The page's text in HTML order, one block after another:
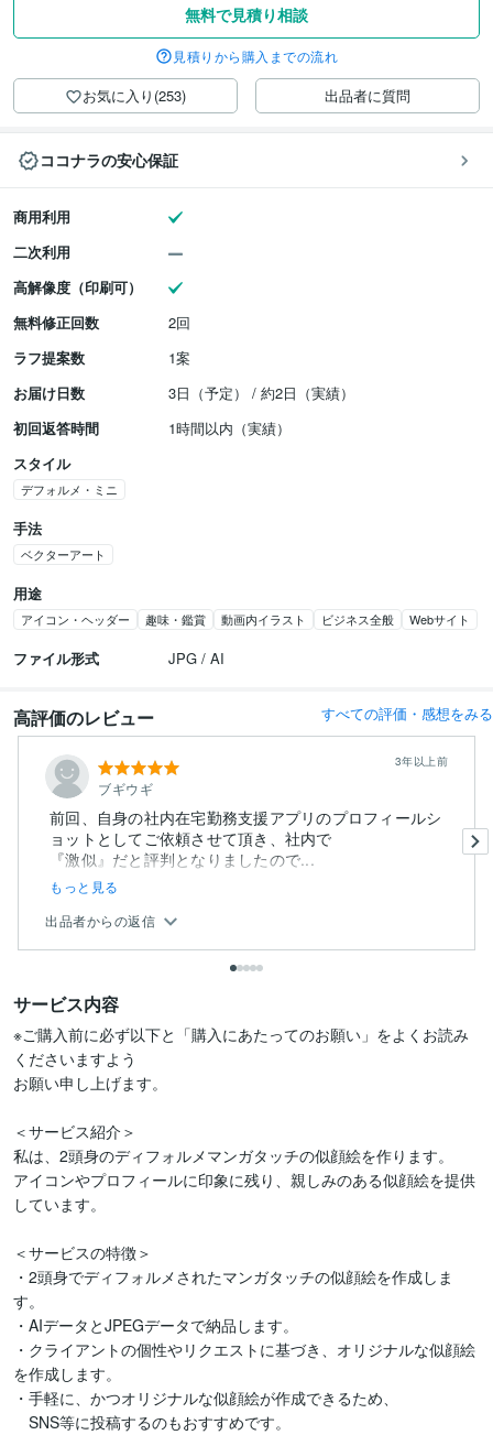
無料で見積り相談
見積りから購入までの流れ
お気に入り(253) 出品者に質問
ココナラの安心保証
商用利用
二次利用
高解像度（印刷可）
無料修正回数
2回
ラフ提案数
1案
お届け日数
3日（予定） / 約2日（実績）
初回返答時間
1時間以内（実績）
スタイル
デフォルメ・ミニ
手法
ベクターアート
用途
アイコン・ヘッダー 趣味・鑑賞 動画内イラスト ビジネス全般 Webサイト
ファイル形式 JPG / AI
高評価のレビュー すべての評価・感想をみる
ブギウギ
3年以上前
前回、自身の社内在宅勤務支援アプリのプロフィールシ
ョットとしてご依頼させて頂き、社内で
『激似』だと評判となりましたので...
もっと見る
出品者からの返信
サービス内容
※ご購入前に必ず以下と「購入にあたってのお願い」をよくお読み
くださいますよう
お願い申し上げます。
＜サービス紹介＞
私は、2頭身のディフォルメマンガタッチの似顔絵を作ります。
アイコンやプロフィールに印象に残り、親しみのある似顔絵を提供
しています。
＜サービスの特徴＞
・2頭身でディフォルメされたマンガタッチの似顔絵を作成しま
す。
・AIデータとJPEGデータで納品します。
・クライアントの個性やリクエストに基づき、オリジナルな似顔絵
を作成します。
・手軽に、かつオリジナルな似顔絵が作成できるため、
SNS等に投稿するのもおすすめです。